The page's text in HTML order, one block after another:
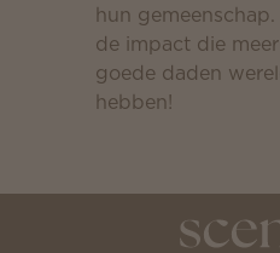
hun
de impact die
goede daden
hebben!